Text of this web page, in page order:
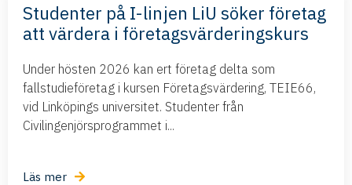
Studenter på I-linjen LiU söker företag
att värdera i företagsvärderingskurs
Under hösten 2026 kan ert företag delta som
fallstudieföretag i kursen Företagsvärdering, TEIE66,
vid Linköpings universitet. Studenter från
Civilingenjörsprogrammet i...
Läs mer